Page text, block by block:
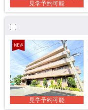
見学予約可能
見学予約可能